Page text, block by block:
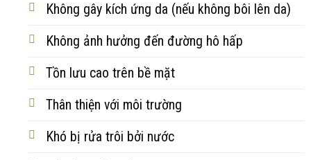
Không gây kích ứng da (nếu không bôi lên da)
Không ảnh hưởng đến đường hô hấp
Tồn lưu cao trên bề mặt
Thân thiện với môi trường
Khó bị rửa trôi bởi nước